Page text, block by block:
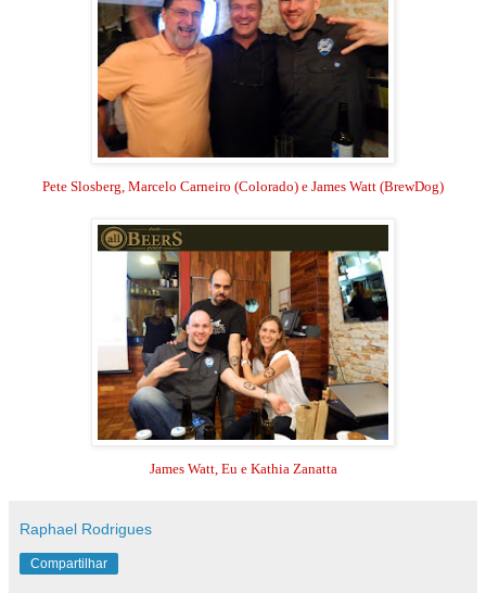
Pete Slosberg, Marcelo Carneiro (Colorado) e James Watt (BrewDog)
James Watt, Eu e Kathia Zanatta
Raphael Rodrigues
Compartilhar